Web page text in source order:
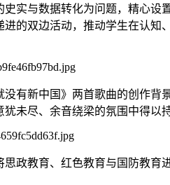
实与数据转化为问题，精心
的双边活动，推动学生在认
没有新中国 》两首歌曲的创作背
未尽、余音绕梁的氛围中得以
政教育、红色教育与国防教